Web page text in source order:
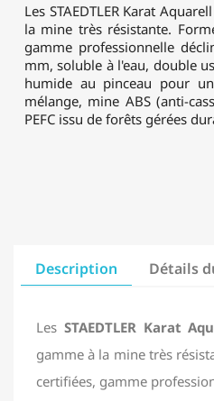
Les STAEDTLER Karat
la mine très résistante.
gamme professionnelle
mm, soluble à l'eau, double
humide au pinceau pour
mélange, mine ABS (anti-
PEFC issu de forêts gérées
Description Détails
Les STAEDTLER Karat
gamme à la mine très
certifiées, gamme